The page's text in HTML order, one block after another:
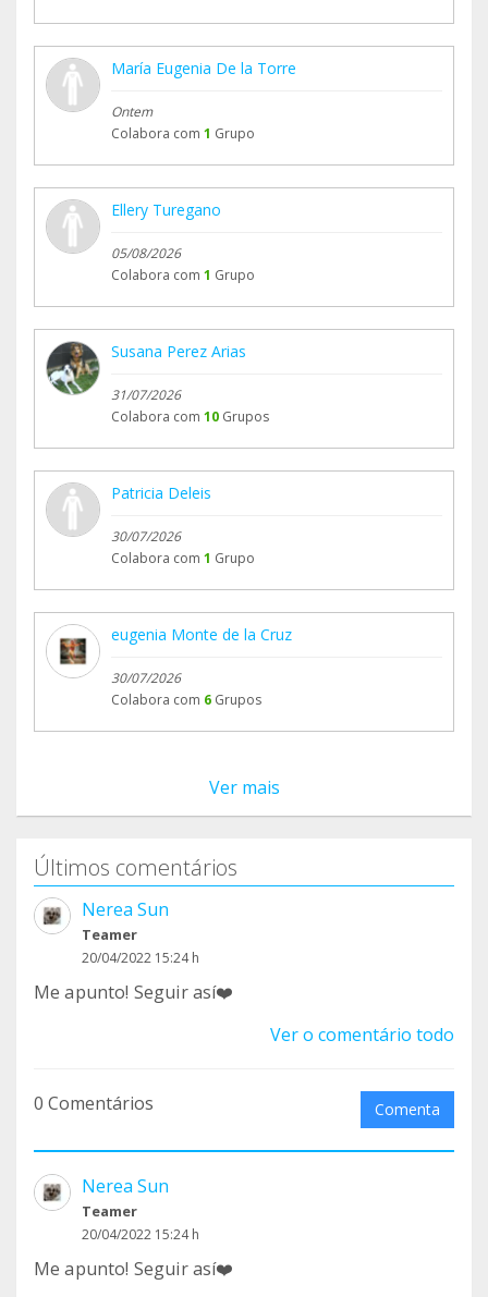
María Eugenia De la Torre
Ontem
Colabora com 1 Grupo
Ellery Turegano
05/08/2026
Colabora com 1 Grupo
Susana Perez Arias
31/07/2026
Colabora com 10 Grupos
Patricia Deleis
30/07/2026
Colabora com 1 Grupo
eugenia Monte de la Cruz
30/07/2026
Colabora com 6 Grupos
Ver mais
Últimos comentários
Nerea Sun
Teamer
20/04/2022 15:24 h
Me apunto! Seguir así❤️
Ver o comentário todo
0 Comentários Comenta
Nerea Sun
Teamer
20/04/2022 15:24 h
Me apunto! Seguir así❤️